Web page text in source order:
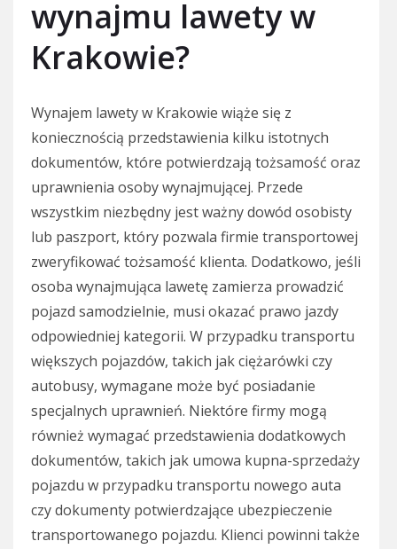
wynajmu lawety w
Krakowie?
Wynajem lawety w Krakowie wiąże się z
koniecznością przedstawienia kilku istotnych
dokumentów, które potwierdzają tożsamość oraz
uprawnienia osoby wynajmującej. Przede
wszystkim niezbędny jest ważny dowód osobisty
lub paszport, który pozwala firmie transportowej
zweryfikować tożsamość klienta. Dodatkowo, jeśli
osoba wynajmująca lawetę zamierza prowadzić
pojazd samodzielnie, musi okazać prawo jazdy
odpowiedniej kategorii. W przypadku transportu
większych pojazdów, takich jak ciężarówki czy
autobusy, wymagane może być posiadanie
specjalnych uprawnień. Niektóre firmy mogą
również wymagać przedstawienia dodatkowych
dokumentów, takich jak umowa kupna-sprzedaży
pojazdu w przypadku transportu nowego auta
czy dokumenty potwierdzające ubezpieczenie
transportowanego pojazdu. Klienci powinni także